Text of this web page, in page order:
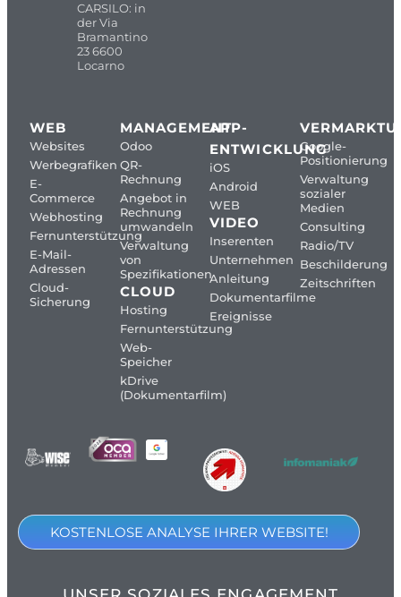
CARSILO: in
der Via
Bramantino
23 6600
Locarno
WEB
Websites
Werbegrafiken
E-
Commerce
Webhosting
Fernunterstützung
E-Mail-
Adressen
Cloud-
Sicherung
MANAGEMENT
Odoo
QR-
Rechnung
Angebot in
Rechnung
umwandeln
Verwaltung
von
Spezifikationen
CLOUD
Hosting
Fernunterstützung
Web-
Speicher
kDrive
(Dokumentarfilm)
APP-
ENTWICKLUNG
iOS
Android
WEB
VIDEO
Inserenten
Unternehmen
Anleitung
Dokumentarfilme
Ereignisse
Google-
Positionierung
Verwaltung
sozialer
Medien
Consulting
Radio/TV
Beschilderung
Zeitschriften
KOSTENLOSE ANALYSE IHRER WEBSITE!